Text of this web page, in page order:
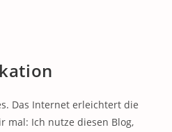
Das Internet erleichtert die
mal: Ich nutze diesen Blog,